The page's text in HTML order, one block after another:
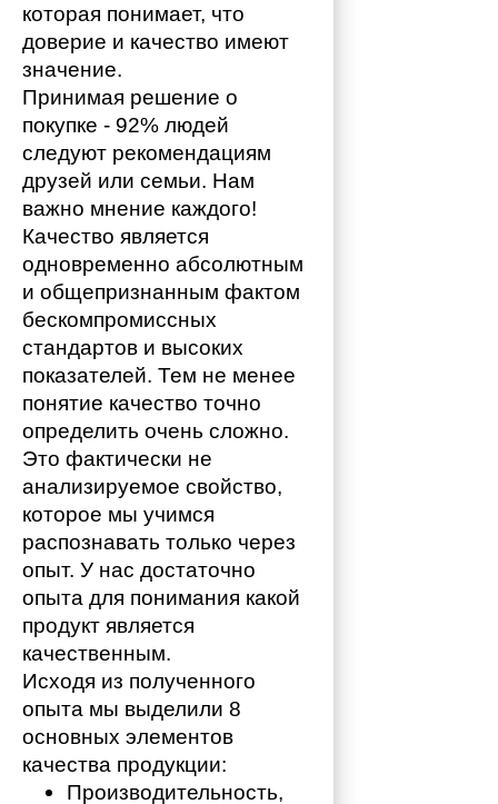
которая понимает, что
доверие и качество имеют
значение.
Принимая решение о
покупке - 92% людей
следуют рекомендациям
друзей или семьи. Нам
важно мнение каждого!
Качество является
одновременно абсолютным
и общепризнанным фактом
бескомпромиссных
стандартов и высоких
показателей. Тем не менее
понятие качество точно
определить очень сложно.
Это фактически не
анализируемое свойство,
которое мы учимся
распознавать только через
опыт. У нас достаточно
опыта для понимания какой
продукт является
качественным.
Исходя из полученного
опыта мы выделили 8
основных элементов
качества продукции:
Производительность,